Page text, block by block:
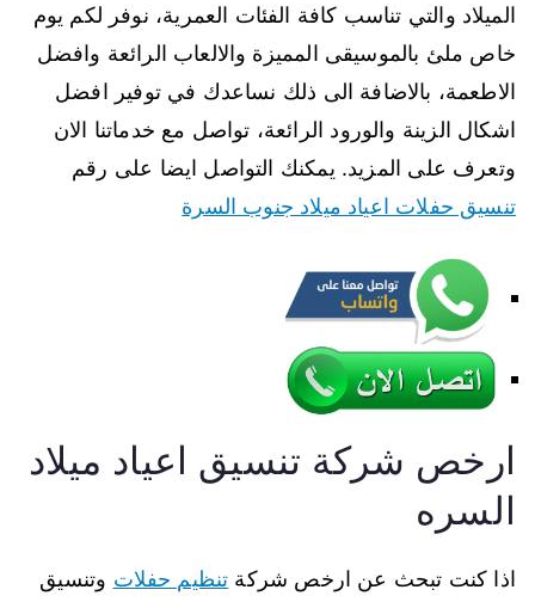
الميلاد والتي تناسب كافة الفئات العمرية، نوفر لكم يوم
خاص ملئ بالموسيقى المميزة والالعاب الرائعة وافضل
الاطعمة، بالاضافة الى ذلك نساعدك في توفير افضل
اشكال الزينة والورود الرائعة، تواصل مع خدماتنا الان
وتعرف على المزيد. يمكنك التواصل ايضا على رقم
تنسيق حفلات اعياد ميلاد جنوب السرة
ارخص شركة تنسيق اعياد ميلاد
السره
اذا كنت تبحث عن ارخص شركة تنظيم حفلات وتنسيق